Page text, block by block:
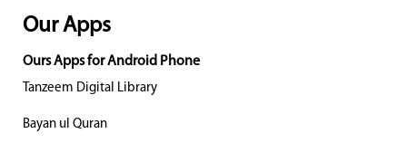
Our Apps
Ours Apps for Android Phone
Tanzeem Digital Library
Bayan ul Quran